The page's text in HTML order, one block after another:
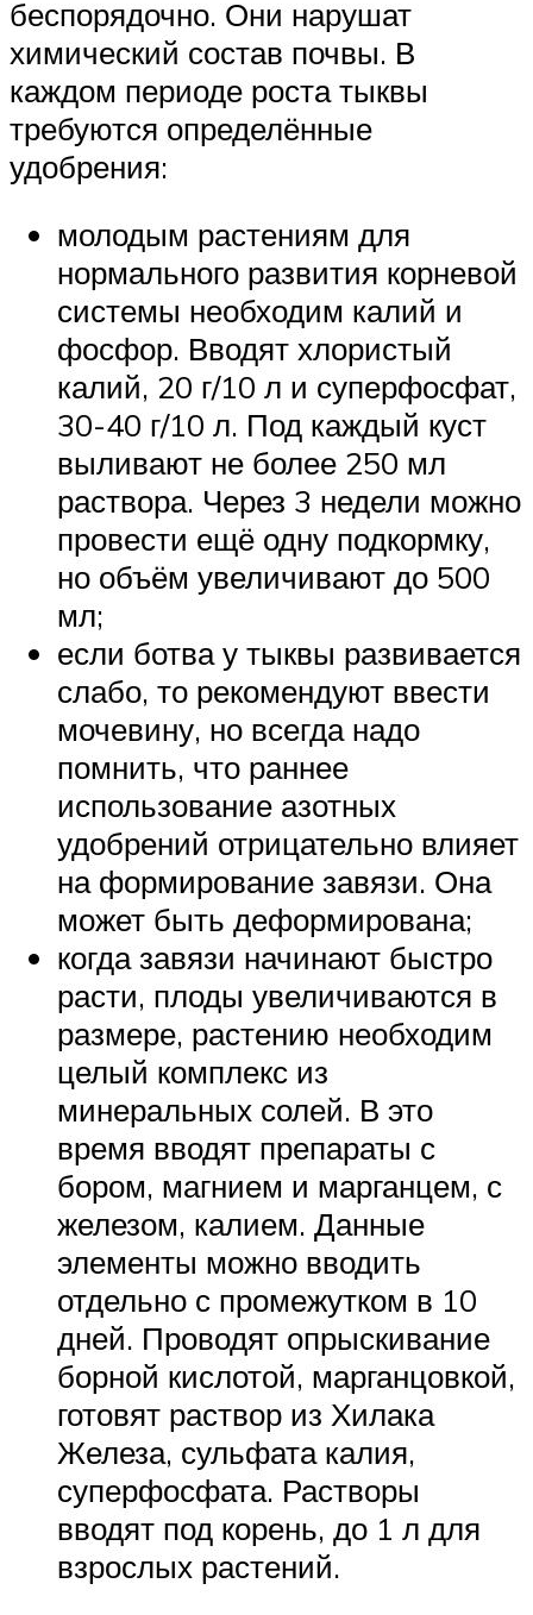
беспорядочно. Они нарушат
химический состав почвы. В
каждом периоде роста тыквы
требуются определённые
удобрения:
молодым растениям для
нормального развития корневой
системы необходим калий и
фосфор. Вводят хлористый
калий, 20 г/10 л и суперфосфат,
30-40 г/10 л. Под каждый куст
выливают не более 250 мл
раствора. Через 3 недели можно
провести ещё одну подкормку,
но объём увеличивают до 500
мл;
если ботва у тыквы развивается
слабо, то рекомендуют ввести
мочевину, но всегда надо
помнить, что раннее
использование азотных
удобрений отрицательно влияет
на формирование завязи. Она
может быть деформирована;
когда завязи начинают быстро
расти, плоды увеличиваются в
размере, растению необходим
целый комплекс из
минеральных солей. В это
время вводят препараты с
бором, магнием и марганцем, с
железом, калием. Данные
элементы можно вводить
отдельно с промежутком в 10
дней. Проводят опрыскивание
борной кислотой, марганцовкой,
готовят раствор из Хилака
Железа, сульфата калия,
суперфосфата. Растворы
вводят под корень, до 1 л для
взрослых растений.